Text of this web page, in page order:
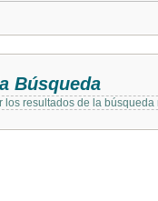
Búsqueda
los resultados de la